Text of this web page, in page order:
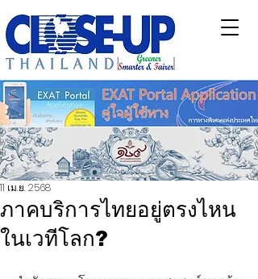
ภาคบริการไทยอยู่ตรงไหน
ในเวทีโลก?
11 เม.ย. 2568